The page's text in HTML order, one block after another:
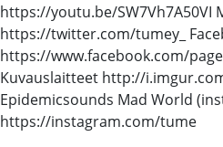
https://youtu.be/SW7Vh7A50VI
https://twitter.com/tumey_
https://www.facebook.com/
Kuvauslaitteet http://
Epidemicsounds Mad World
https://instagram.com/tume